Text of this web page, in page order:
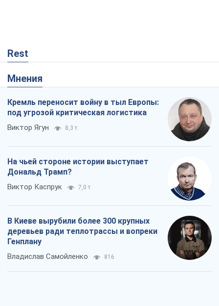
Rest
Мнения
Кремль переносит войну в тыл Европы:
под угрозой критическая логистика
Виктор Ягун 8,3 т.
На чьей стороне истории выступает
Дональд Трамп?
Виктор Каспрук 7,0 т.
В Киеве вырубили более 300 крупных
деревьев ради теплотрассы и вопреки
Генплану
Владислав Самойленко 816